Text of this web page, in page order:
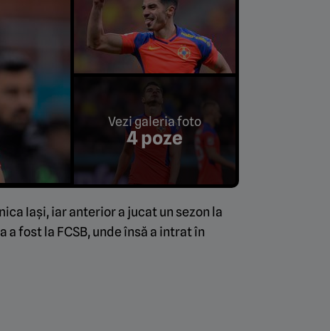
Vezi galeria foto
4 poze
Iași, iar anterior a jucat un sezon la
a fost la FCSB, unde însă a intrat în